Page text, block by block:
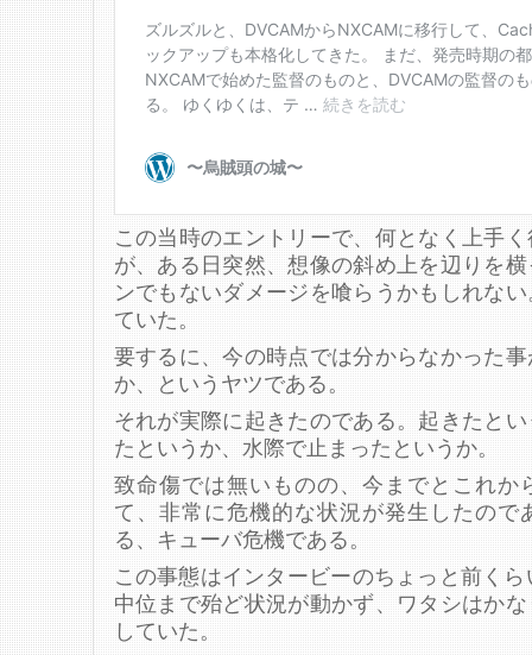
この当時のエントリーで、何となく上手
が、ある日突然、想像の斜め上を辺りを
ンでもないダメージを喰らうかもしれな
ていた。
要するに、今の時点では分からなかった
か、というヤツである。
それが実際に起きたのである。起きたと
たというか、水際で止まったというか。
致命傷では無いものの、今までとこれか
て、非常に危機的な状況が発生したので
る、キューバ危機である。
この事態はインタービーのちょっと前く
中位まで殆ど状況が動かず、ワタシはか
していた。